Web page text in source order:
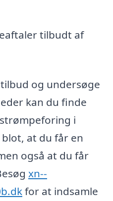
tilbudt af
og undersøge
kan du finde
i
at du får en
også at du får
xn--
for at indsamle